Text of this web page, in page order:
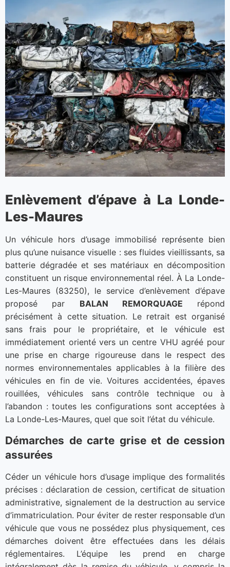
Enlèvement d’épave à La Londe-
Les-Maures
Un véhicule hors d’usage immobilisé représente bien
plus qu’une nuisance visuelle : ses fluides vieillissants, sa
batterie dégradée et ses matériaux en décomposition
constituent un risque environnemental réel. À La Londe-
Les-Maures (83250), le service d’enlèvement d’épave
proposé par BALAN REMORQUAGE répond
précisément à cette situation. Le retrait est organisé
sans frais pour le propriétaire, et le véhicule est
immédiatement orienté vers un centre VHU agréé pour
une prise en charge rigoureuse dans le respect des
normes environnementales applicables à la filière des
véhicules en fin de vie. Voitures accidentées, épaves
rouillées, véhicules sans contrôle technique ou à
l’abandon : toutes les configurations sont acceptées à
La Londe-Les-Maures, quel que soit l’état du véhicule.
Démarches de carte grise et de cession
assurées
Céder un véhicule hors d’usage implique des formalités
précises : déclaration de cession, certificat de situation
administrative, signalement de la destruction au service
d’immatriculation. Pour éviter de rester responsable d’un
véhicule que vous ne possédez plus physiquement, ces
démarches doivent être effectuées dans les délais
réglementaires. L’équipe les prend en charge